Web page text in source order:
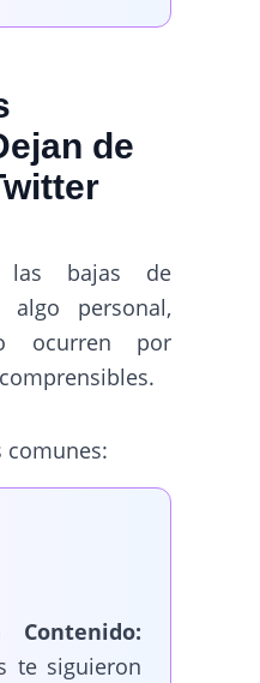
de
bajas de
algo personal,
ocurren por
comunes:
Contenido:
te siguieron